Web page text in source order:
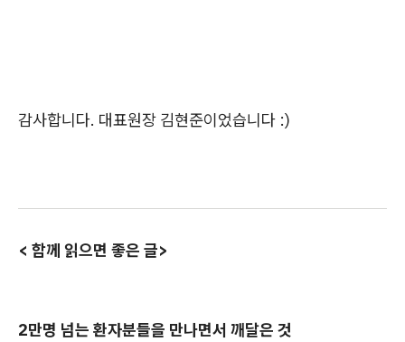
감사합니다. 대표원장 김현준이었습니다 :)
< 함께 읽으면 좋은 글>
2만명 넘는 환자분들을 만나면서 깨달은 것